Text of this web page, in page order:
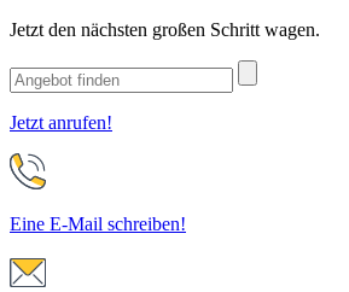
Jetzt den nächsten großen Schritt wagen.
Jetzt anrufen!
Eine E-Mail schreiben!